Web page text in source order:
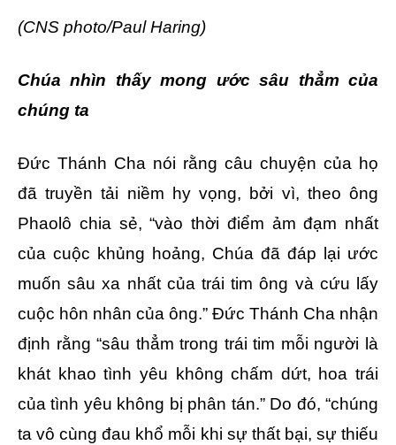
(CNS photo/Paul Haring)
Chúa nhìn thấy mong ước sâu thẳm của
chúng ta
Đức Thánh Cha nói rằng câu chuyện của họ
đã truyền tải niềm hy vọng, bởi vì, theo ông
Phaolô chia sẻ, “vào thời điểm ảm đạm nhất
của cuộc khủng hoảng, Chúa đã đáp lại ước
muốn sâu xa nhất của trái tim ông và cứu lấy
cuộc hôn nhân của ông.” Đức Thánh Cha nhận
định rằng “sâu thẳm trong trái tim mỗi người là
khát khao tình yêu không chấm dứt, hoa trái
của tình yêu không bị phân tán.” Do đó, “chúng
ta vô cùng đau khổ mỗi khi sự thất bại, sự thiếu